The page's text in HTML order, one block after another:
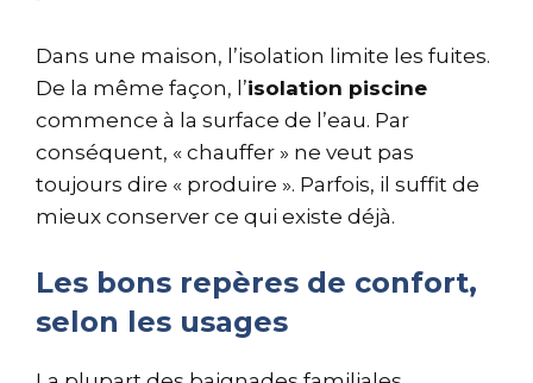
Dans une maison, l’isolation limite les fuites.
De la même façon, l’isolation piscine
commence à la surface de l’eau. Par
conséquent, « chauffer » ne veut pas
toujours dire « produire ». Parfois, il suffit de
mieux conserver ce qui existe déjà.
Les bons repères de confort,
selon les usages